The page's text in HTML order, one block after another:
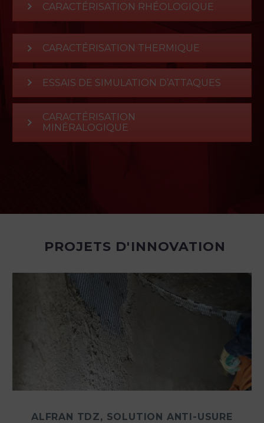
CARACTÉRISATION RHÉOLOGIQUE
CARACTÉRISATION THERMIQUE
ESSAIS DE SIMULATION D’ATTAQUES
CARACTÉRISATION
MINÉRALOGIQUE
PROJETS D'INNOVATION
ALFRAN TDZ, SOLUTION ANTI-USURE